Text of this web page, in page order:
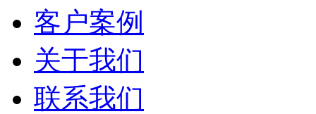
客户案例
关于我们
联系我们